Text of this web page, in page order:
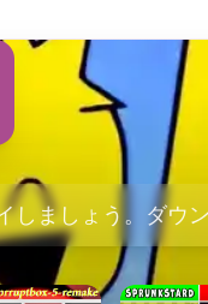
しましょう。ダウ